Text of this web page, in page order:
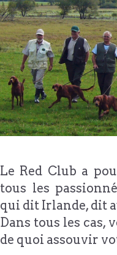
Le Red Club a
tous les
qui dit Irlande, dit
Dans tous les cas,
de quoi assouvir